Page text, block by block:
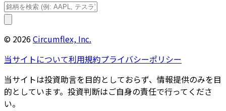
© 2026Circumflex, Inc.
当サイトについて利用規約プライバシーポリシー
当サイトは投資助言を目的としておらず、情報提供のみを目
的としています。投資判断はご自身の責任で行ってくださ
い。